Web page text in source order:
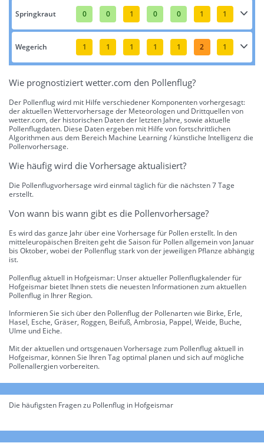
Springkraut 0 0 1 0 0 1 1
Wegerich 1 1 1 1 1 2 1
Wie prognostiziert wetter.com den Pollenflug?
Der Pollenflug wird mit Hilfe verschiedener Komponenten vorhergesagt:
der aktuellen Wettervorhersage der Meteorologen und Drittquellen von
wetter.com, der historischen Daten der letzten Jahre, sowie aktuelle
Pollenflugdaten. Diese Daten ergeben mit Hilfe von fortschrittlichen
Algorithmen aus dem Bereich Machine Learning / künstliche Intelligenz die
Pollenvorhersage.
Wie häufig wird die Vorhersage aktualisiert?
Die Pollenflugvorhersage wird einmal täglich für die nächsten 7 Tage
erstellt.
Von wann bis wann gibt es die Pollenvorhersage?
Es wird das ganze Jahr über eine Vorhersage für Pollen erstellt. In den
mitteleuropäischen Breiten geht die Saison für Pollen allgemein von Januar
bis Oktober, wobei der Pollenflug stark von der jeweiligen Pflanze abhängig
ist.
Pollenflug aktuell in Hofgeismar: Unser aktueller Pollenflugkalender für
Hofgeismar bietet Ihnen stets die neuesten Informationen zum aktuellen
Pollenflug in Ihrer Region.
Informieren Sie sich über den Pollenflug der Pollenarten wie Birke, Erle,
Hasel, Esche, Gräser, Roggen, Beifuß, Ambrosia, Pappel, Weide, Buche,
Ulme und Eiche.
Mit der aktuellen und ortsgenauen Vorhersage zum Pollenflug aktuell in
Hofgeismar, können Sie Ihren Tag optimal planen und sich auf mögliche
Pollenallergien vorbereiten.
Die häufigsten Fragen zu Pollenflug in Hofgeismar